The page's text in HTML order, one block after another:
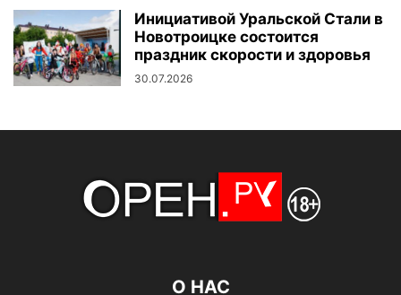
Инициативой Уральской Стали в
Новотроицке состоится
праздник скорости и здоровья
30.07.2026
О НАС